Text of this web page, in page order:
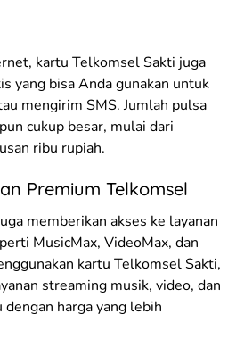
kartu Telkomsel Sakti juga
yang bisa Anda gunakan untuk
mengirim SMS. Jumlah pulsa
cukup besar, mulai dari
ribu rupiah.
Premium Telkomsel
memberikan akses ke layanan
MusicMax, VideoMax, dan
kartu Telkomsel Sakti,
streaming musik, video, dan
harga yang lebih